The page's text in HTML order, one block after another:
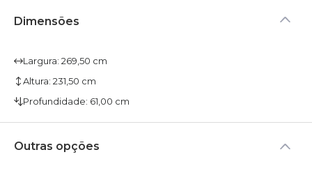
Dimensões
Largura: 269,50 cm
Altura: 231,50 cm
Profundidade: 61,00 cm
Outras opções